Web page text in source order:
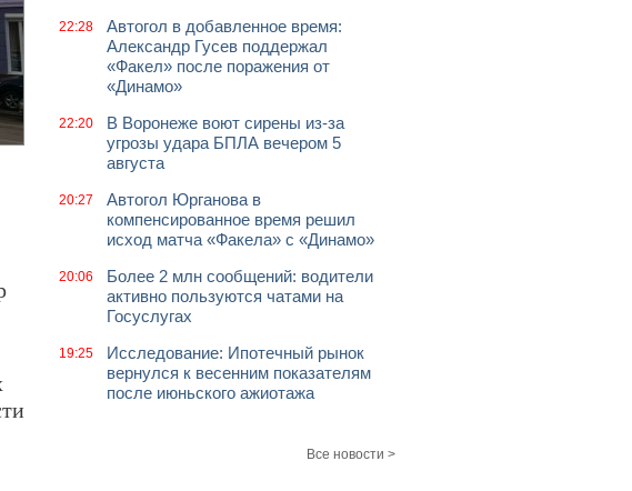
22:28
Автогол в добавленное время:
Александр Гусев поддержал
«Факел» после поражения от
«Динамо»
22:20
В Воронеже воют сирены из-за
угрозы удара БПЛА вечером 5
августа
20:27
Автогол Юрганова в
компенсированное время решил
исход матча «Факела» с «Динамо»
20:06
Более 2 млн сообщений: водители
активно пользуются чатами на
Госуслугах
19:25
Исследование: Ипотечный рынок
вернулся к весенним показателям
после июньского ажиотажа
Все новости >